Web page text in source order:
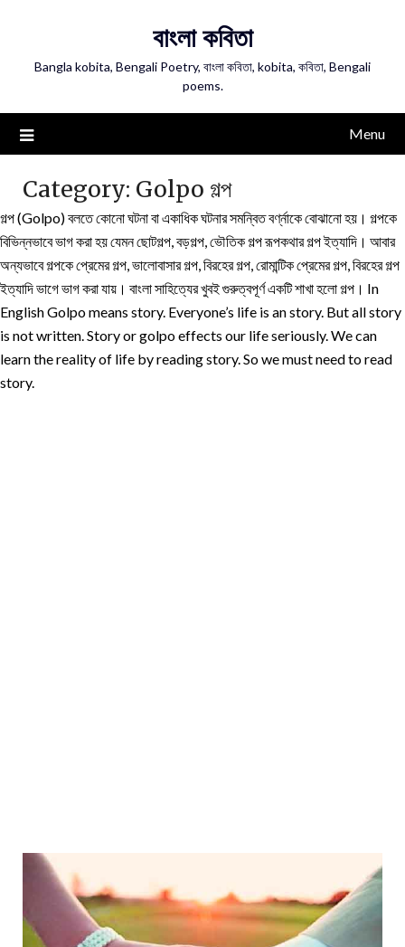
বাংলা কবিতা
Bangla kobita, Bengali Poetry, বাংলা কবিতা, kobita, কবিতা, Bengali
poems.
Menu
Category: Golpo গল্প
গল্প (Golpo) বলতে কোনো ঘটনা বা একাধিক ঘটনার সমন্বিত বর্ণ্নাকে বোঝানো হয়। গল্পকে
বিভিন্নভাবে ভাগ করা হয় যেমন ছোটগল্প, বড়গল্প, ভৌতিক গল্প রূপকথার গল্প ইত্যাদি। আবার
অন্যভাবে গল্পকে প্রেমের গল্প, ভালোবাসার গল্প, বিরহের গল্প, রোমান্টিক প্রেমের গল্প, বিরহের গল্প
ইত্যাদি ভাগে ভাগ করা যায়। বাংলা সাহিত্যের খুবই গুরুত্বপূর্ণ একটি শাখা হলো গল্প। In
English Golpo means story. Everyone’s life is an story. But all story
is not written. Story or golpo effects our life seriously. We can
learn the reality of life by reading story. So we must need to read
story.